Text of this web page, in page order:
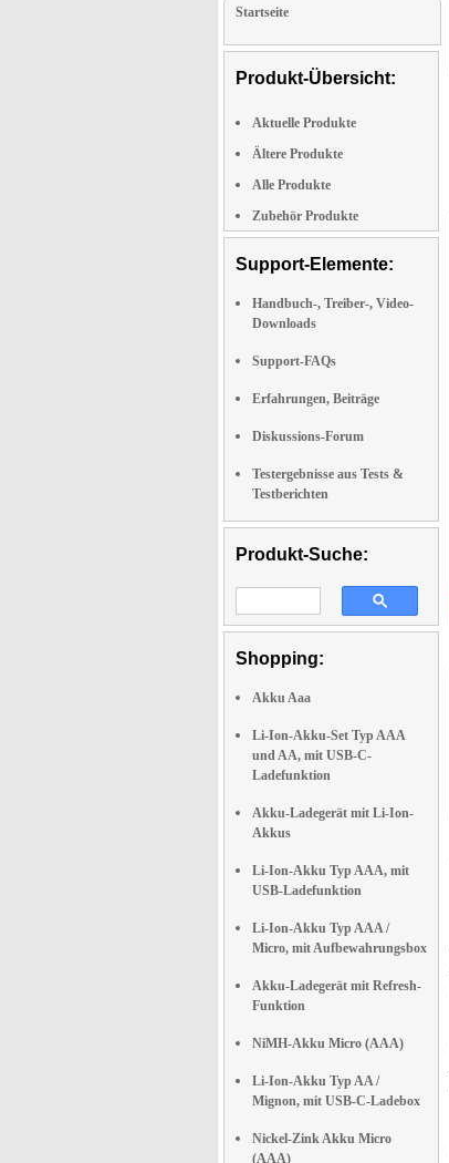
Startseite
Produkt-Übersicht:
Aktuelle Produkte
Ältere Produkte
Alle Produkte
Zubehör Produkte
Support-Elemente:
Handbuch-, Treiber-, Video-
Downloads
Support-FAQs
Erfahrungen, Beiträge
Diskussions-Forum
Testergebnisse aus Tests &
Testberichten
Produkt-Suche:
Shopping:
Akku Aaa
Li-Ion-Akku-Set Typ AAA
und AA, mit USB-C-
Ladefunktion
Akku-Ladegerät mit Li-Ion-
Akkus
Li-Ion-Akku Typ AAA, mit
USB-Ladefunktion
Li-Ion-Akku Typ AAA /
Micro, mit Aufbewahrungsbox
Akku-Ladegerät mit Refresh-
Funktion
NiMH-Akku Micro (AAA)
Li-Ion-Akku Typ AA /
Mignon, mit USB-C-Ladebox
Nickel-Zink Akku Micro
(AAA)